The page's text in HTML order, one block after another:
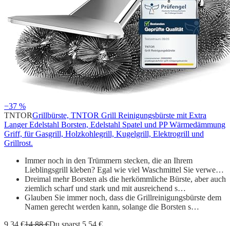
−37 %
TNTORGrillbürste, TNTOR Grill Reinigungsbürste mit Extra
Langer Edelstahl Borsten, Edelstahl Spatel und PP Wärmedämmung
Griff, für Gasgrill, Holzkohlegrill, Kugelgrill, Elektrogrill und
Grillrost.
Immer noch in den Trümmern stecken, die an Ihrem
Lieblingsgrill kleben? Egal wie viel Waschmittel Sie verwe…
Dreimal mehr Borsten als die herkömmliche Bürste, aber auch
ziemlich scharf und stark und mit ausreichend s…
Glauben Sie immer noch, dass die Grillreinigungsbürste dem
Namen gerecht werden kann, solange die Borsten s…
9,34 €14,88 €Du sparst 5,54 €